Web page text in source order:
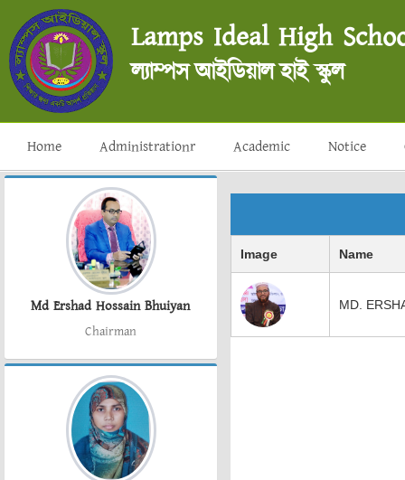
Lamps Ideal High
ল্যাম্পস আইডিয়াল হাই স্কুল
Home Administrationr Academic Notice
Md Ershad Hossain Bhuiyan
Chairman
Image Name
MD.